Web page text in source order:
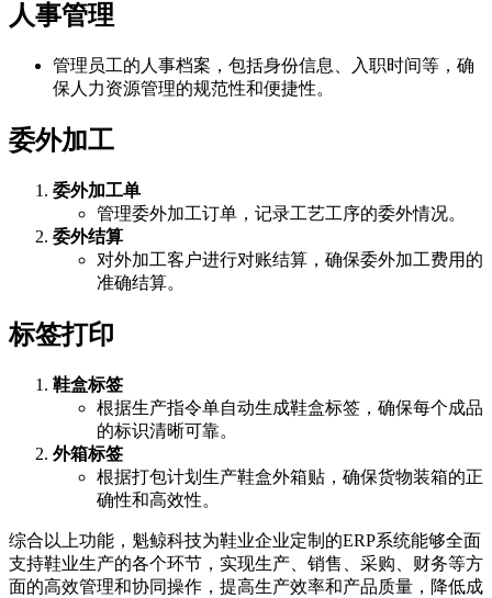
人事管理
管理员工的人事档案，包括身份信息、入职时间等，确
保人力资源管理的规范性和便捷性。
委外加工
委外加工单
管理委外加工订单，记录工艺工序的委外情况。
委外结算
对外加工客户进行对账结算，确保委外加工费用的
准确结算。
标签打印
鞋盒标签
根据生产指令单自动生成鞋盒标签，确保每个成品
的标识清晰可靠。
外箱标签
根据打包计划生产鞋盒外箱贴，确保货物装箱的正
确性和高效性。
综合以上功能，魁鲸科技为鞋业企业定制的ERP系统能够全面
支持鞋业生产的各个环节，实现生产、销售、采购、财务等方
面的高效管理和协同操作，提高生产效率和产品质量，降低成